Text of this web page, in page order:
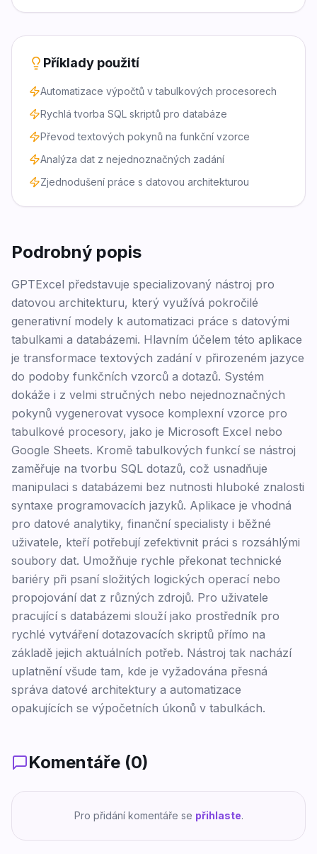
Příklady použití
Automatizace výpočtů v tabulkových procesorech
Rychlá tvorba SQL skriptů pro databáze
Převod textových pokynů na funkční vzorce
Analýza dat z nejednoznačných zadání
Zjednodušení práce s datovou architekturou
Podrobný popis
GPTExcel představuje specializovaný nástroj pro
datovou architekturu, který využívá pokročilé
generativní modely k automatizaci práce s datovými
tabulkami a databázemi. Hlavním účelem této aplikace
je transformace textových zadání v přirozeném jazyce
do podoby funkčních vzorců a dotazů. Systém
dokáže i z velmi stručných nebo nejednoznačných
pokynů vygenerovat vysoce komplexní vzorce pro
tabulkové procesory, jako je Microsoft Excel nebo
Google Sheets. Kromě tabulkových funkcí se nástroj
zaměřuje na tvorbu SQL dotazů, což usnadňuje
manipulaci s databázemi bez nutnosti hluboké znalosti
syntaxe programovacích jazyků. Aplikace je vhodná
pro datové analytiky, finanční specialisty i běžné
uživatele, kteří potřebují zefektivnit práci s rozsáhlými
soubory dat. Umožňuje rychle překonat technické
bariéry při psaní složitých logických operací nebo
propojování dat z různých zdrojů. Pro uživatele
pracující s databázemi slouží jako prostředník pro
rychlé vytváření dotazovacích skriptů přímo na
základě jejich aktuálních potřeb. Nástroj tak nachází
uplatnění všude tam, kde je vyžadována přesná
správa datové architektury a automatizace
opakujících se výpočetních úkonů v tabulkách.
Komentáře (0)
Pro přidání komentáře se přihlaste.